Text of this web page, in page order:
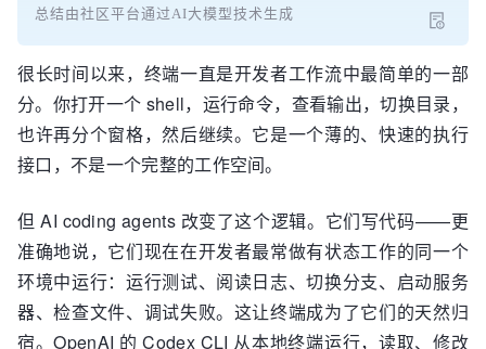
总结由社区平台通过AI大模型技术生成
很长时间以来，终端一直是开发者工作流中最简单的一部
分。你打开一个 shell，运行命令，查看输出，切换目录，
也许再分个窗格，然后继续。它是一个薄的、快速的执行
接口，不是一个完整的工作空间。
但 AI coding agents 改变了这个逻辑。它们写代码——更
准确地说，它们现在在开发者最常做有状态工作的同一个
环境中运行：运行测试、阅读日志、切换分支、启动服务
器、检查文件、调试失败。这让终端成为了它们的天然归
宿。OpenAI 的 Codex CLI 从本地终端运行，读取、修改